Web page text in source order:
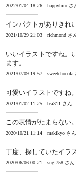
2022/01/04 18:26 happyhiro さ
インパクトがありきれ
2021/10/29 21:03 richmond さ
いいイラストですね。
ます。
2021/07/09 19:57 sweetchocola
可愛いイラストですね
2021/01/02 11:25 bsi311 さん
この表情がたまらない
2020/10/21 11:14 makikyo さん
丁度、探していたイラ
2020/06/06 00:21 sugi758 さん